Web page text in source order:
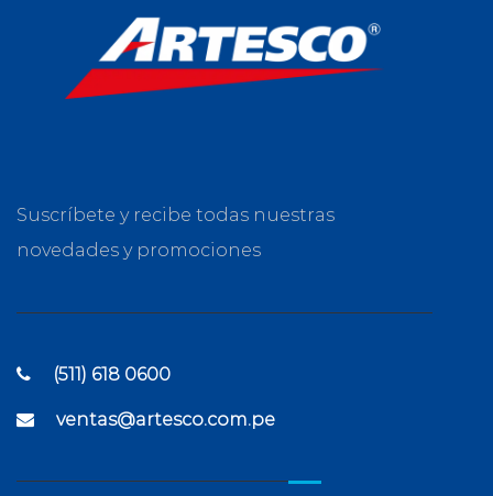
Suscríbete y recibe todas nuestras
novedades y promociones
(511) 618 0600
ventas@artesco.com.pe